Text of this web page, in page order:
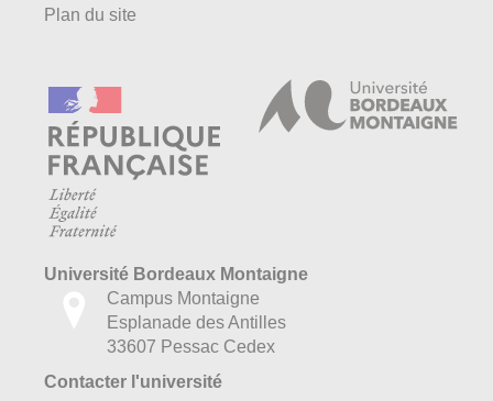
Plan du site
Université Bordeaux Montaigne
Campus Montaigne
Esplanade des Antilles
33607 Pessac Cedex
Contacter l'université